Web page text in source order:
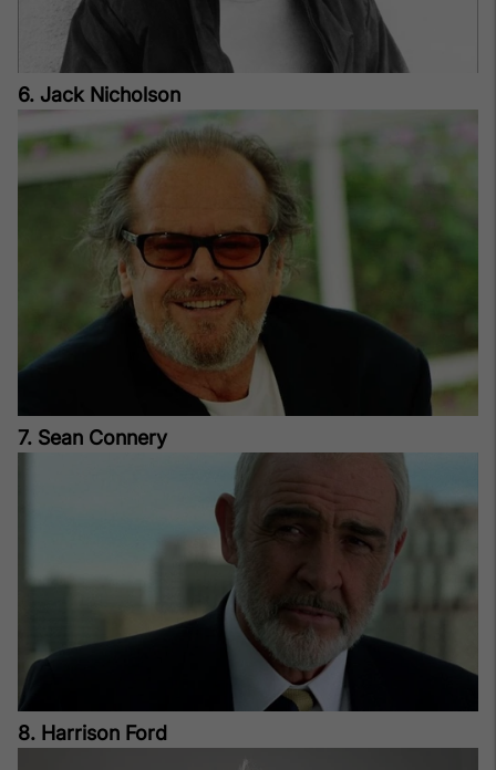
6. Jack Nicholson
7. Sean Connery
8. Harrison Ford